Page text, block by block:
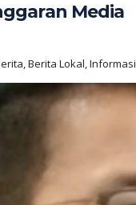
Media
Berita Lokal, Informasi